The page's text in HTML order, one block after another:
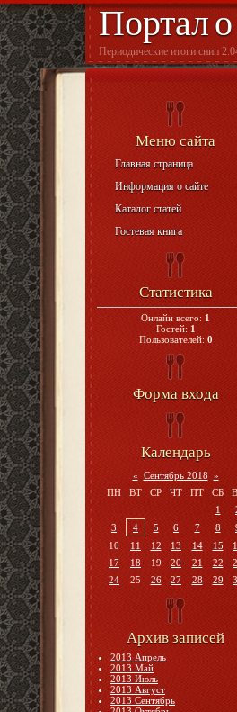
Портал
Периодические итоги снип
Меню сайта
Главная страница
Информация о сайте
Каталог статей
Гостевая книга
Статистика
Онлайн всего: 1
Гостей: 1
Пользователей: 0
Форма входа
Календарь
« Сентябрь 2018 »
ПН
ВТ СР ЧТ ПТ СБ
1
3
4 5 6 7 8
10
11 12 13 14 15
17
18 19 20 21 22
24
25 26 27 28 29
Архив записей
2013 Апрель
2013 Май
2013 Июль
2013 Август
2013 Сентябрь